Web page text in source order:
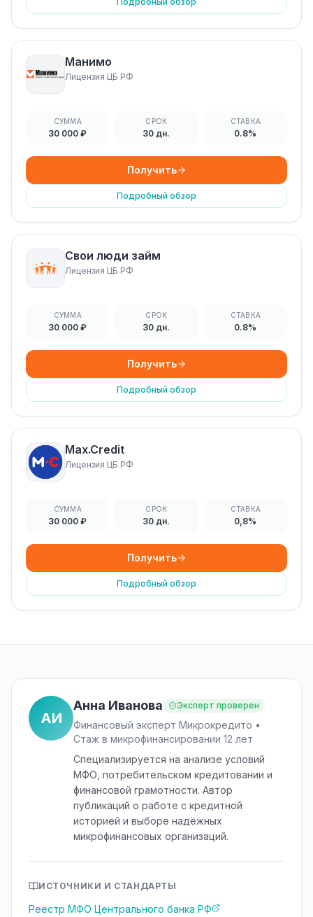
Манимо
Лицензия ЦБ РФ
СУММА
30 000 ₽
СРОК
30 дн.
СТАВКА
0.8%
Получить
Подробный обзор
Свои люди займ
Лицензия ЦБ РФ
СУММА
30 000 ₽
СРОК
30 дн.
СТАВКА
0.8%
Получить
Подробный обзор
Max.Credit
Лицензия ЦБ РФ
СУММА
30 000 ₽
СРОК
30 дн.
СТАВКА
0,8%
Получить
Подробный обзор
АИ
Анна Иванова Эксперт проверен
Финансовый эксперт Микрокредито •
Стаж в микрофинансировании 12 лет
Специализируется на анализе условий
МФО, потребительском кредитовании и
финансовой грамотности. Автор
публикаций о работе с кредитной
историей и выборе надёжных
микрофинансовых организаций.
ИСТОЧНИКИ И СТАНДАРТЫ
Реестр МФО Центрального банка РФ